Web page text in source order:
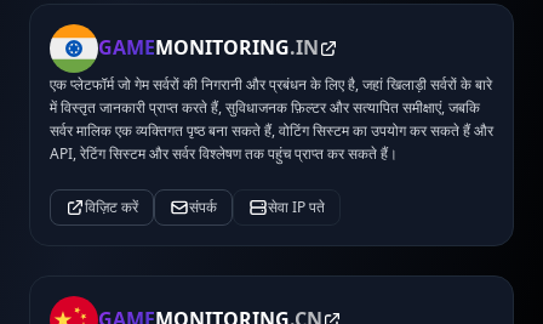
GAMEMONITORING.IN
एक प्लेटफॉर्म जो गेम सर्वरों की निगरानी और प्रबंधन के लिए है, जहां खिलाड़ी सर्वरों के बारे
में विस्तृत जानकारी प्राप्त करते हैं, सुविधाजनक फ़िल्टर और सत्यापित समीक्षाएं, जबकि
सर्वर मालिक एक व्यक्तिगत पृष्ठ बना सकते हैं, वोटिंग सिस्टम का उपयोग कर सकते हैं और
API, रेटिंग सिस्टम और सर्वर विश्लेषण तक पहुंच प्राप्त कर सकते हैं।
विज़िट करें संपर्क सेवा IP पते